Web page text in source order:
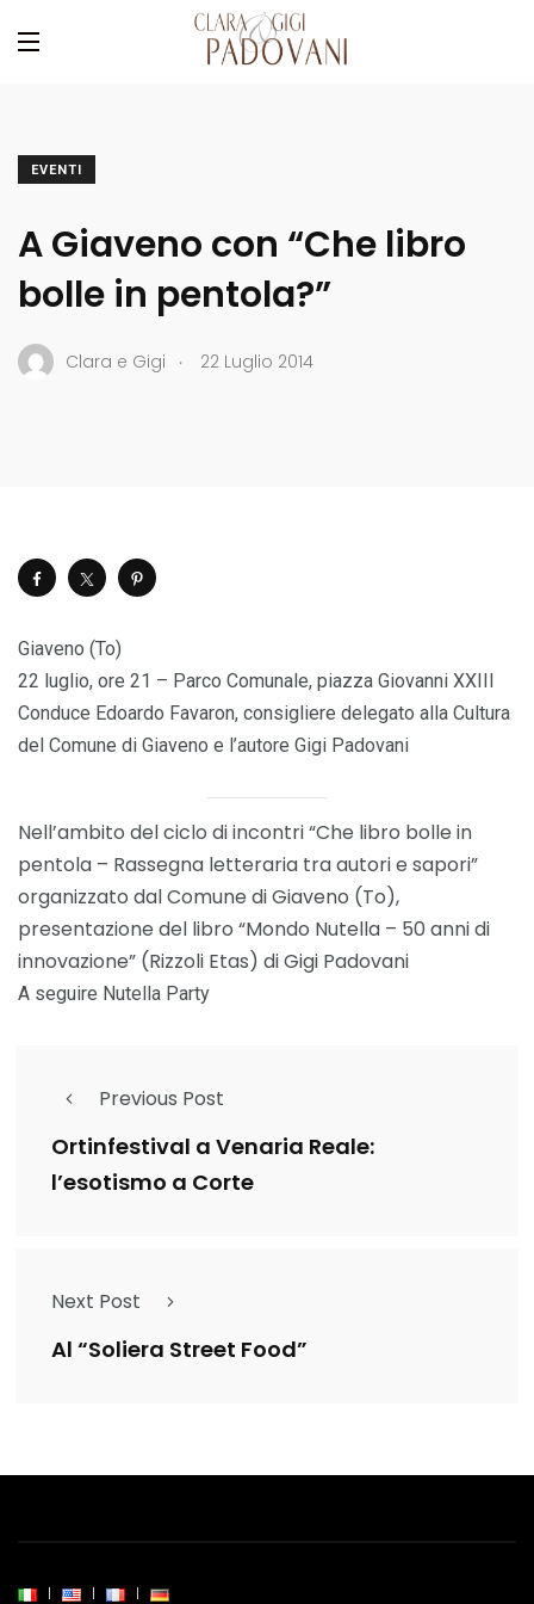
EVENTI
A Giaveno con “Che libro
bolle in pentola?”
Clara e Gigi . 22 Luglio 2014
Giaveno (To)
22 luglio, ore 21 – Parco Comunale, piazza Giovanni XXIII
Conduce Edoardo Favaron, consigliere delegato alla Cultura
del Comune di Giaveno e l’autore Gigi Padovani
Nell’ambito del ciclo di incontri “Che libro bolle in
pentola – Rassegna letteraria tra autori e sapori”
organizzato dal Comune di Giaveno (To),
presentazione del libro “Mondo Nutella – 50 anni di
innovazione” (Rizzoli Etas) di Gigi Padovani
A seguire Nutella Party
Previous Post
Ortinfestival a Venaria Reale:
l’esotismo a Corte
Next Post
Al “Soliera Street Food”